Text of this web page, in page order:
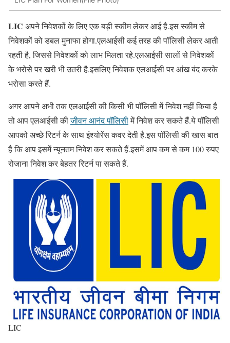
LIC अपने निवेशकों के लिए एक बड़ी स्कीम लेकर आई है.इस स्कीम से
निवेशकों को डबल मुनाफा होगा.एलआईसी कई तरह की पॉलिसी लेकर आती
रहती है, जिससे निवेशकों को लाभ मिलता रहे.एलआईसी सालों से निवेशकों
के भरोसे पर खरी भी उतरी है.इसलिए निवेशक एलआईसी पर आंख बंद करके
भरोसा करते हैं.
अगर आपने अभी तक एलआईसी की किसी भी पॉलिसी में निवेश नहीं किया है
तो आप एलआईसी कीजीवन आनंद पॉलिसीमें निवेश कर सकते हैं.ये पॉलिसी
आपको अच्छे रिटर्न के साथ इंश्योरेंस कवर देती है.इस पॉलिसी की खास बात
है कि आप इसमें न्यूनतम निवेश कर सकते हैं.इसमें आप कम से कम 100 रुपए
रोजाना निवेश कर बेहतर रिटर्न पा सकते हैं.
LIC